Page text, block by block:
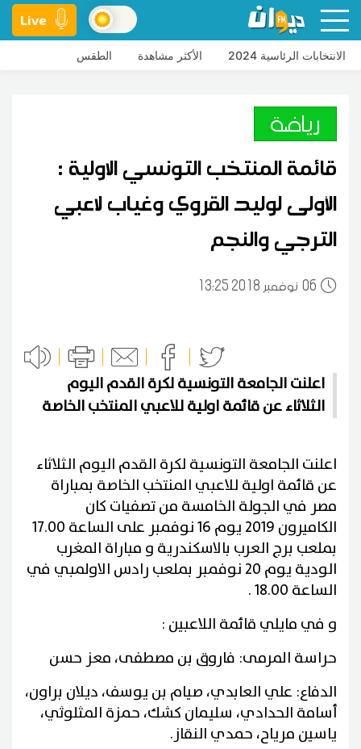
Live
الانتخابات الرئاسية 2024 الأكثر مشاهدة الطقس
رياضة
قائمة المنتخب التونسي الاولية :
الأولى لوليد القروي وغياب لاعبي
الترجي والنجم
06 13:25 2018 نوفمبر
اعلنت الجامعة التونسية لكرة القدم اليوم
الثلاثاء عن قائمة اولية للاعبي المنتخب الخاصة
اعلنت الجامعة التونسية لكرة القدم اليوم الثلاثاء
عن قائمة اولية للاعبي المنتخب الخاصة بمباراة
مصر في الجولة الخامسة من تصفيات كان
الكاميرون 2019 يوم 16 نوفمبر على الساعة 17.00
بملعب برج العرب بالاسكندرية و مباراة المغرب
الودية يوم 20 نوفمبر بملعب رادس الاولمبي في
الساعة 18.00 .
و في مايلي قائمة اللاعبين :
حراسة المرمى: فاروق بن مصطفى، معز حسن
الدفاع: علي العابدي، صيام بن يوسف، ديلان براون،
أسامة الحدادي، سليمان كشك، حمزة المثلوثي،
ياسين مرياح، حمدي النقاز.